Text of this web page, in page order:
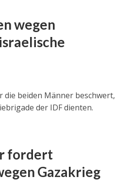
wegen
die beiden Männer beschwert,
der IDF dienten.
fordert
Gazakrieg